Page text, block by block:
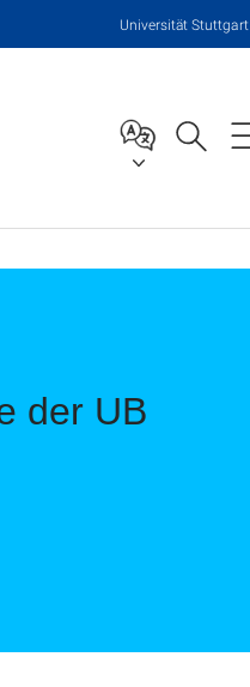
Universität Stuttgart
der UB